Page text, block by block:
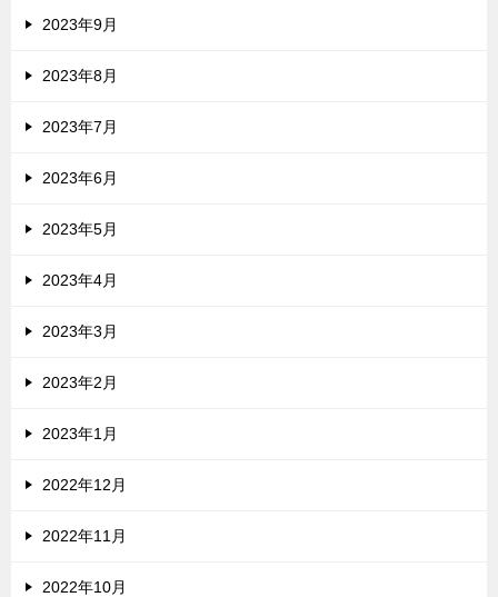
2023年9月
2023年8月
2023年7月
2023年6月
2023年5月
2023年4月
2023年3月
2023年2月
2023年1月
2022年12月
2022年11月
2022年10月